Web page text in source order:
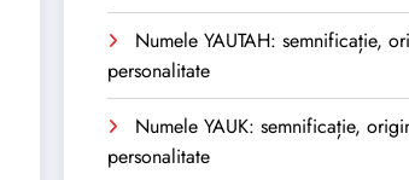
Numele YAUTAH: semnificație,
personalitate
Numele YAUK: semnificație,
personalitate